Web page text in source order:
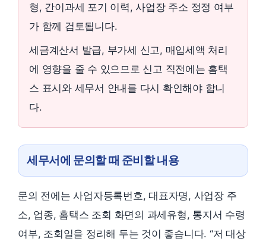
형, 간이과세 포기 이력, 사업장 주소 정정 여부
가 함께 검토됩니다.
세금계산서 발급, 부가세 신고, 매입세액 처리
에 영향을 줄 수 있으므로 신고 직전에는 홈택
스 표시와 세무서 안내를 다시 확인해야 합니
다.
세무서에 문의할 때 준비할 내용
문의 전에는 사업자등록번호, 대표자명, 사업장 주
소, 업종, 홈택스 조회 화면의 과세유형, 통지서 수령
여부, 조회일을 정리해 두는 것이 좋습니다. “저 대상